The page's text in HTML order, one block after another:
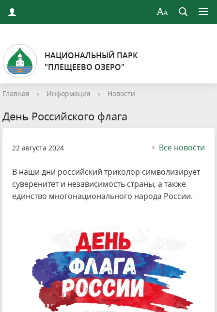
НАЦИОНАЛЬНЫЙ ПАРК
"ПЛЕЩЕЕВО ОЗЕРО"
Главная › Информация › Новости
День Российского флага
22 августа 2024 Все новости
В наши дни российский триколор символизирует
суверенитет и независимость страны, а также
единство многонационального народа России.